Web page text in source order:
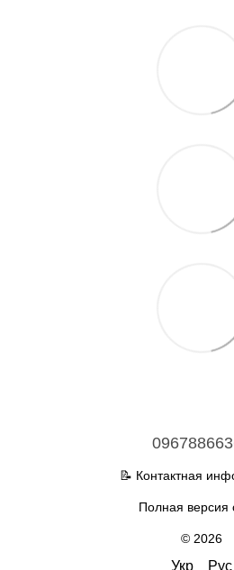
📝 Контактная
Полная версия
© 2026
Укр Рус